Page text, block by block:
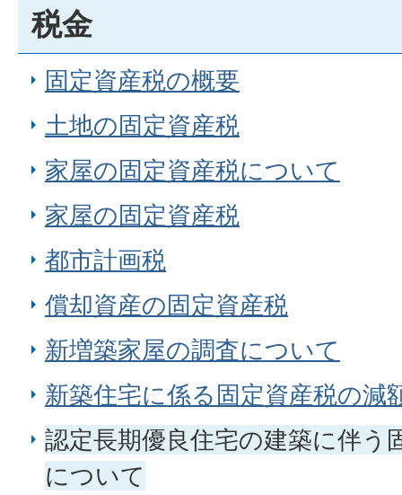
税金
固定資産税の概要
土地の固定資産税
家屋の固定資産税について
家屋の固定資産税
都市計画税
償却資産の固定資産税
新増築家屋の調査について
新築住宅に係る固定資産税の減
認定長期優良住宅の建築に伴う
について